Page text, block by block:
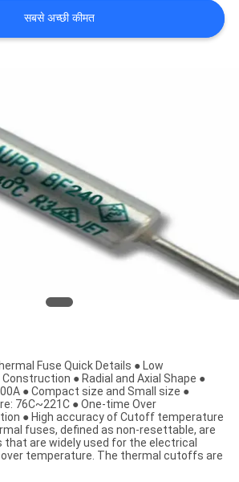
सबसे अच्छी कीमत
Fuse Quick Details ● Low
● Radial and Axial Shape ●
● Compact size and Small size ●
76C~221C ● One-time Over
● High accuracy of Cutoff temperature
fuses, defined as non-resettable, are
that are widely used for the electrical
temperature. The thermal cutoffs are